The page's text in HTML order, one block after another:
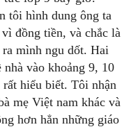
tôi hình dung ông ta
đồng tiền, và chắc là
mình ngu dốt. Hai
vào khoảng 9, 10
hiểu biết. Tôi nhận
mẹ Việt nam khác và
hơn hẳn những giáo